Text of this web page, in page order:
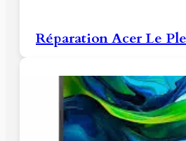
Réparation Acer Le